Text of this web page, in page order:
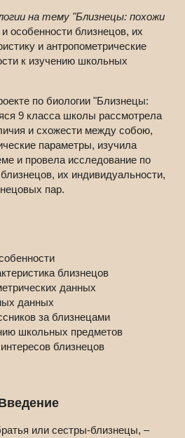
на тему "Близнецы: похожи
особенности близнецов, их
и антропометрические
к изучению школьных
по биологии "Близнецы:
9 класса школы рассмотрела
и схожести между собою,
параметры, изучила
и провела исследование по
их индивидуальности,
пар.
близнецов
данных
данных
за близнецами
школьных предметов
близнецов
или сестры-близнецы, –